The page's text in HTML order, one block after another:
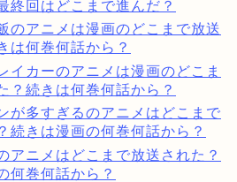
終回はどこまで進んだ？
のアニメは漫画のどこまで放送
は何巻何話から？
イカーのアニメは漫画のどこま
？続きは何巻何話から？
が多すぎるのアニメはどこまで
続きは漫画の何巻何話から？
アニメはどこまで放送された？
何巻何話から？